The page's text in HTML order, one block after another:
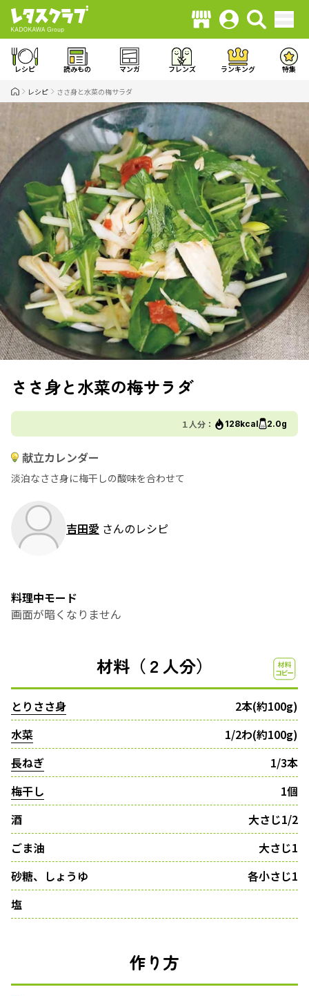
レシピ 読みもの マンガ フレンズ ランキング 特集
レシピ ささ身と水菜の梅サラダ
ささ身と水菜の梅サラダ
１人分： 128kcal 2.0g
献立カレンダー
淡泊なささ身に梅干しの酸味を合わせて
吉田愛 さんのレシピ
料理中モード
画面が暗くなりません
材料（２人分）
とりささ身
2本(約100g)
水菜
1/2わ(約100g)
長ねぎ
1/3本
梅干し
1個
酒
大さじ1/2
ごま油
大さじ1
砂糖、しょうゆ
各小さじ1
塩
作り方